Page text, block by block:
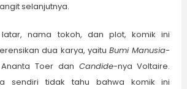
selanjutnya.
nama tokoh, dan plot, komik ini
dua karya, yaituBumi Manusia-
Toer dan Candide-nya Voltaire.
sendiri tidak tahu bahwa komik ini